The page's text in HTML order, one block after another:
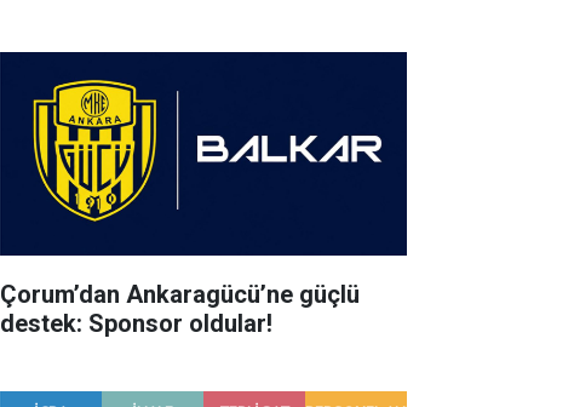
Çorum’dan Ankaragücü’ne güçlü
destek: Sponsor oldular!